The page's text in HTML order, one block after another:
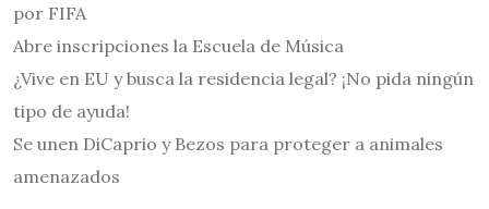
por FIFA
Abre inscripciones la Escuela de Música
¿Vive en EU y busca la residencia legal? ¡No pida ningún
tipo de ayuda!
Se unen DiCaprio y Bezos para proteger a animales
amenazados